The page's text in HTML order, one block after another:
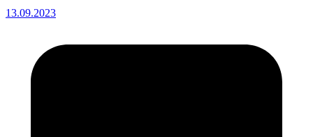
13.09.2023